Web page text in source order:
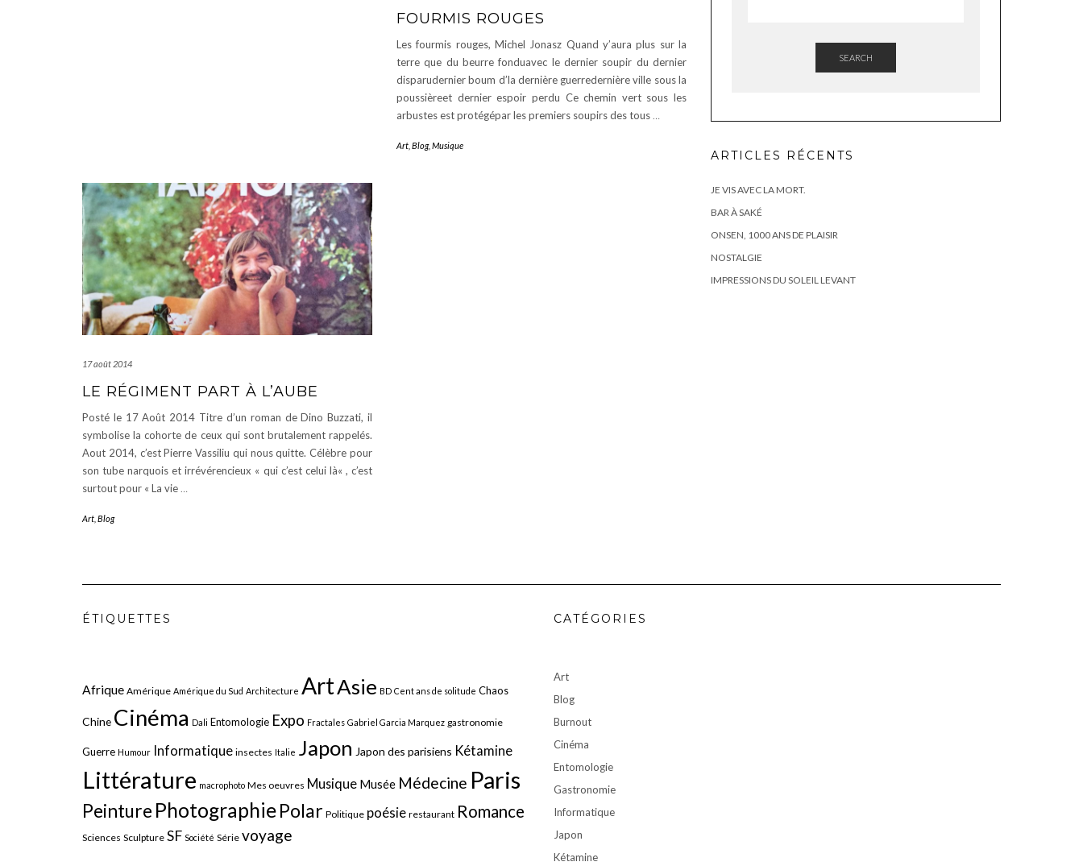
FOURMIS ROUGES
Les fourmis rouges, Michel Jonasz Quand y’aura plus sur la
terre que du beurre fonduavec le dernier soupir du dernier
disparudernier boum d’la dernière guerredernière ville sous la
poussièreet dernier espoir perdu Ce chemin vert sous les
arbustes est protégépar les premiers soupirs des tous …
Art Blog, Musique
17 août 2014
LE RÉGIMENT PART À L’AUBE
Posté le 17 Août 2014 Titre d’un roman de Dino Buzzati, il
symbolise la cohorte de ceux qui sont brutalement rappelés.
Aout 2014, c’est Pierre Vassiliu qui nous quitte. Célèbre pour
son tube narquois et irrévérencieux « qui c’est celui là« , c’est
surtout pour « La vie…
Art Blog
SEARCH
ARTICLES RÉCENTS
JE VIS AVEC LA MORT.
BAR À SAKÉ
ONSEN, 1000 ANS DE PLAISIR
NOSTALGIE
IMPRESSIONS DU SOLEIL LEVANT
ÉTIQUETTES
Afrique Amérique Amérique du Sud Architecture ArtAsie BD Cent ans de solitude Chaos
Chine Cinéma Dali Entomologie Expo Fractales Gabriel Garcia Marquez gastronomie
Guerre Humour Informatique insectes Italie Japon Japon des parisiens Kétamine
Littérature macrophoto Mes oeuvres Musique Musée Médecine Paris
Peinture PhotographiePolar Politique poésie restaurant Romance
Sciences Sculpture SF Société Série voyage
CATÉGORIES
Art
Blog
Burnout
Cinéma
Entomologie
Gastronomie
Informatique
Japon
Kétamine